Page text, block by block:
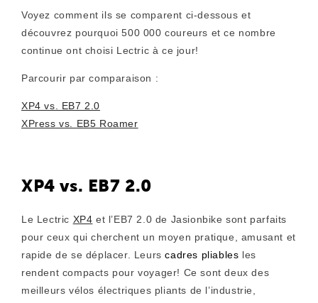
Voyez comment ils se comparent ci-dessous et
découvrez pourquoi 500 000 coureurs et ce nombre
continue ont choisi Lectric à ce jour!
Parcourir par comparaison :
XP4 vs. EB7 2.0
XPress vs. EB5 Roamer
XP4 vs. EB7 2.0
Le Lectric XP4 et l’EB7 2.0 de Jasionbike sont parfaits
pour ceux qui cherchent un moyen pratique, amusant et
rapide de se déplacer. Leurscadres pliables les
rendent compacts pour voyager! Ce sont deux des
meilleurs vélos électriques pliants de l’industrie,